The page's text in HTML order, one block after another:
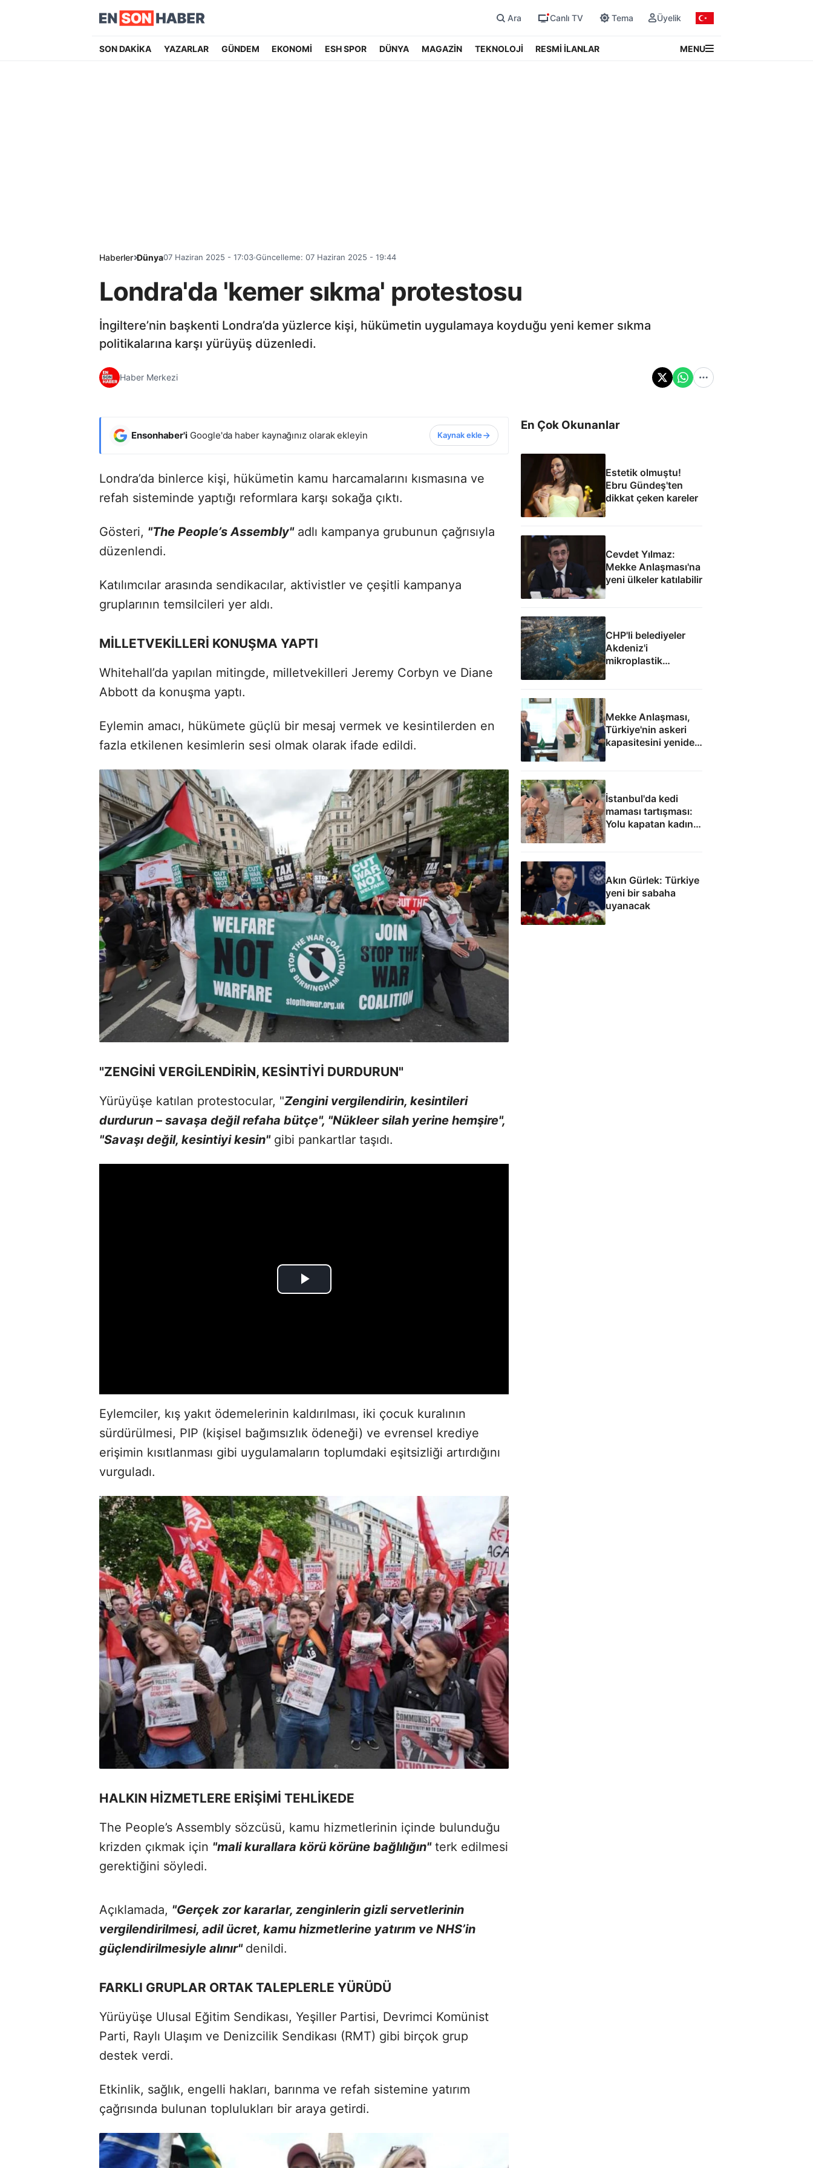
Ara Canlı TV Tema Üyelik
SON DAKİKA YAZARLAR GÜNDEM EKONOMİ ESH SPOR DÜNYA MAGAZİN TEKNOLOJİ RESMİ İLANLAR MENU
Haberler Dünya07 Haziran 2025 - 17:03 Güncelleme: 07 Haziran 2025 - 19:44
Londra'da 'kemer sıkma' protestosu
İngiltere’nin başkenti Londra’da yüzlerce kişi, hükümetin uygulamaya koyduğu yeni kemer sıkma
politikalarına karşı yürüyüş düzenledi.
Haber Merkezi
Ensonhaber'i Google'da haber kaynağınız olarak ekleyin Kaynak ekle
Londra’da binlerce kişi, hükümetin kamu harcamalarını kısmasına ve
refah sisteminde yaptığı reformlara karşı sokağa çıktı.
Gösteri, "The People’s Assembly"adlı kampanya grubunun çağrısıyla
düzenlendi.
Katılımcılar arasında sendikacılar, aktivistler ve çeşitli kampanya
gruplarının temsilcileri yer aldı.
MİLLETVEKİLLERİ KONUŞMA YAPTI
Whitehall’da yapılan mitingde, milletvekilleri Jeremy Corbyn ve Diane
Abbott da konuşma yaptı.
Eylemin amacı, hükümete güçlü bir mesaj vermek ve kesintilerden en
fazla etkilenen kesimlerin sesi olmak olarak ifade edildi.
"ZENGİNİ VERGİLENDİRİN, KESİNTİYİ DURDURUN"
Yürüyüşe katılan protestocular, "Zengini vergilendirin, kesintileri
durdurun – savaşa değil refaha bütçe", "Nükleer silah yerine hemşire",
"Savaşı değil, kesintiyi kesin"gibi pankartlar taşıdı.
Eylemciler, kış yakıt ödemelerinin kaldırılması, iki çocuk kuralının
sürdürülmesi, PIP (kişisel bağımsızlık ödeneği) ve evrensel krediye
erişimin kısıtlanması gibi uygulamaların toplumdaki eşitsizliği artırdığını
vurguladı.
HALKIN HİZMETLERE ERİŞİMİ TEHLİKEDE
The People’s Assembly sözcüsü, kamu hizmetlerinin içinde bulunduğu
krizden çıkmak için "mali kurallara körü körüne bağlılığın"terk edilmesi
gerektiğini söyledi.
Açıklamada, "Gerçek zor kararlar, zenginlerin gizli servetlerinin
vergilendirilmesi, adil ücret, kamu hizmetlerine yatırım ve NHS’in
güçlendirilmesiyle alınır" denildi.
FARKLI GRUPLAR ORTAK TALEPLERLE YÜRÜDÜ
Yürüyüşe Ulusal Eğitim Sendikası, Yeşiller Partisi, Devrimci Komünist
Parti, Raylı Ulaşım ve Denizcilik Sendikası (RMT) gibi birçok grup
destek verdi.
Etkinlik, sağlık, engelli hakları, barınma ve refah sistemine yatırım
çağrısında bulunan toplulukları bir araya getirdi.
En Çok Okunanlar
Estetik olmuştu!
Ebru Gündeş'ten
dikkat çeken kareler
Cevdet Yılmaz:
Mekke Anlaşması'na
yeni ülkeler katılabilir
CHP'li belediyeler
Akdeniz'i
mikroplastik
felaketine teslim etti
Mekke Anlaşması,
Türkiye'nin askeri
kapasitesini yeniden
uluslararası
gündemine getirdi
İstanbul'da kedi
maması tartışması:
Yolu kapatan kadın
gözaltında
Akın Gürlek: Türkiye
yeni bir sabaha
uyanacak